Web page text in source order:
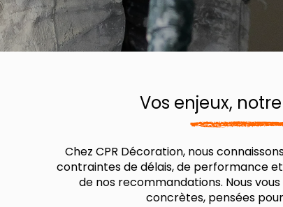
Vos enjeux,
Chez CPR Décoration, nous
contraintes de délais, de performance
de nos recommandations. Nous
concrètes, pensées